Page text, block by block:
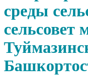
среды
сельсовет